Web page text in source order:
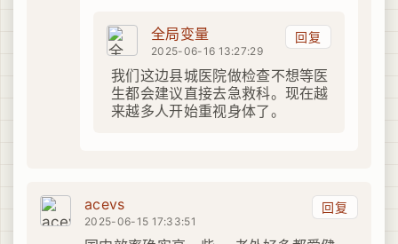
回复
全局变量
2025-06-16 13:27:29
我们这边县城医院做检查不想等医
生都会建议直接去急救科。现在越
来越多人开始重视身体了。
回复
acevs
2025-06-15 17:33:51